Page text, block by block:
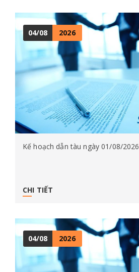
04/08 2026
Kế hoạch dẫn tàu ngày 01/08/2026
CHI TIẾT
04/08 2026